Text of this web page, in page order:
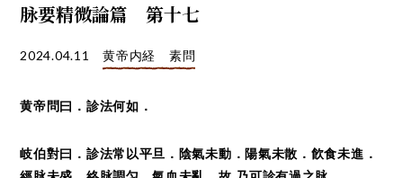
脉要精微論篇 第十七
2024.04.11 黄帝内経 素問
黄帝問曰．診法何如．
岐伯對曰．診法常以平旦．陰氣未動．陽氣未散．飮食未進．